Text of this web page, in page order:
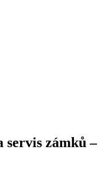
servis zámků –